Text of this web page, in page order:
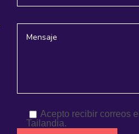
Acepto recibir correos
Tailandia.